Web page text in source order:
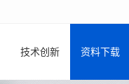
技术创新 资料下载